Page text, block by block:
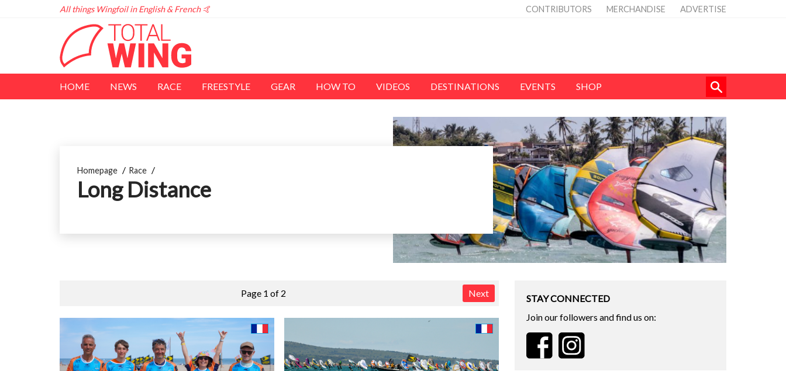
All things Wingfoil in English & French 🤙 CONTRIBUTORS MERCHANDISE ADVERTISE
HOME NEWS RACE FREESTYLE GEAR HOW TO VIDEOS DESTINATIONS EVENTS SHOP
Homepage Race
Long Distance
Page 1 of 2 Next
STAY CONNECTED
Join our followers and find us on: